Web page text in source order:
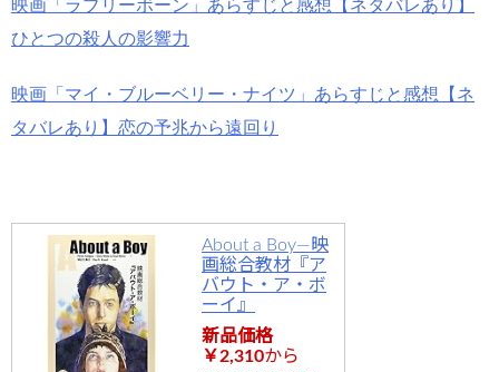
映画「ラブリーボーン」あらすじと感想【ネタバレあり】
ひとつの殺人の影響力
映画「マイ・ブルーベリー・ナイツ」あらすじと感想【ネ
タバレあり】恋の予兆から遠回り
About a Boy―映
画総合教材『ア
バウト・ア・ボ
ーイ』
新品価格
￥2,310から